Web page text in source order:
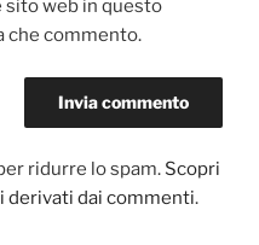
sito web in questo
che commento.
ridurre lo spam. Scopri
derivati dai commenti.